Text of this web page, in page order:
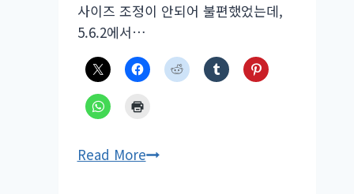
사이즈 조정이 안되어 불편했었는데,
5.6.2에서…
Read More워